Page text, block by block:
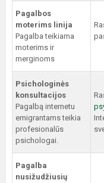
Pagalbos
moterims linija
Pagalba teikiama
moterims ir
merginoms
Psichologinės
konsultacijos
Pagalbą internetu
emigrantams teikia
profesionalūs
psichologai.
Pagalba
nusižudžiusių